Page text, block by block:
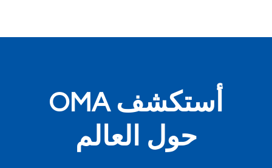
أستكشف OMA
حول العالم